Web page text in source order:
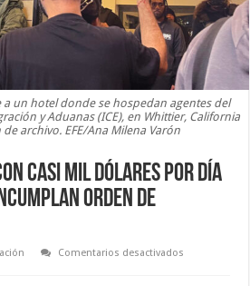
un hotel donde se hospedan agentes del
y Aduanas (ICE), en Whittier, California
de archivo. EFE/Ana Milena Varón
casi mil dólares por día
orden de
Comentarios desactivados